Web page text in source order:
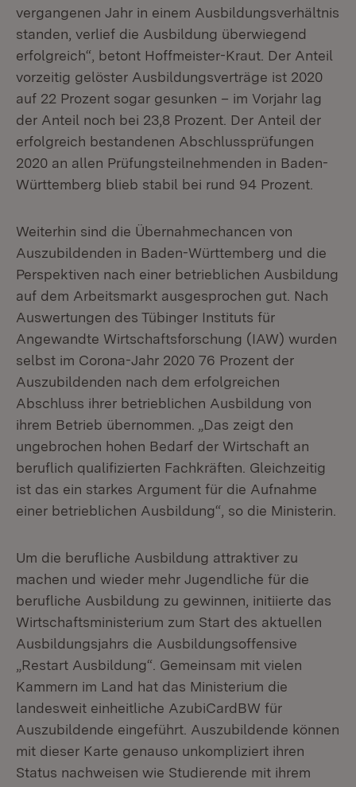
vergangenen Jahr in einem Ausbildungsverhältnis
standen, verlief die Ausbildung überwiegend
erfolgreich“, betont Hoffmeister-Kraut. Der Anteil
vorzeitig gelöster Ausbildungsverträge ist 2020
auf 22 Prozent sogar gesunken – im Vorjahr lag
der Anteil noch bei 23,8 Prozent. Der Anteil der
erfolgreich bestandenen Abschlussprüfungen
2020 an allen Prüfungsteilnehmenden in Baden-
Württemberg blieb stabil bei rund 94 Prozent.
Weiterhin sind die Übernahmechancen von
Auszubildenden in Baden-Württemberg und die
Perspektiven nach einer betrieblichen Ausbildung
auf dem Arbeitsmarkt ausgesprochen gut. Nach
Auswertungen des Tübinger Instituts für
Angewandte Wirtschaftsforschung (IAW) wurden
selbst im Corona-Jahr 2020 76 Prozent der
Auszubildenden nach dem erfolgreichen
Abschluss ihrer betrieblichen Ausbildung von
ihrem Betrieb übernommen. „Das zeigt den
ungebrochen hohen Bedarf der Wirtschaft an
beruflich qualifizierten Fachkräften. Gleichzeitig
ist das ein starkes Argument für die Aufnahme
einer betrieblichen Ausbildung“, so die Ministerin.
Um die berufliche Ausbildung attraktiver zu
machen und wieder mehr Jugendliche für die
berufliche Ausbildung zu gewinnen, initiierte das
Wirtschaftsministerium zum Start des aktuellen
Ausbildungsjahrs die Ausbildungsoffensive
„Restart Ausbildung“. Gemeinsam mit vielen
Kammern im Land hat das Ministerium die
landesweit einheitliche AzubiCardBW für
Auszubildende eingeführt. Auszubildende können
mit dieser Karte genauso unkompliziert ihren
Status nachweisen wie Studierende mit ihrem